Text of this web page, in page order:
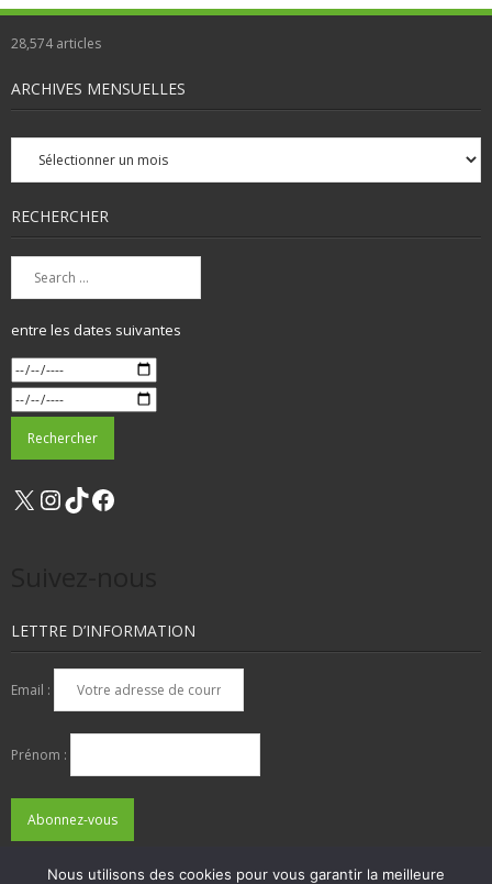
28,574articles
ARCHIVES MENSUELLES
Archives
mensuelles
RECHERCHER
entre les dates suivantes
X Instagram
TikTok
LETTRE D’INFORMATION
Email :
Prénom :
Nous utilisons des cookies pour vous garantir la meilleure